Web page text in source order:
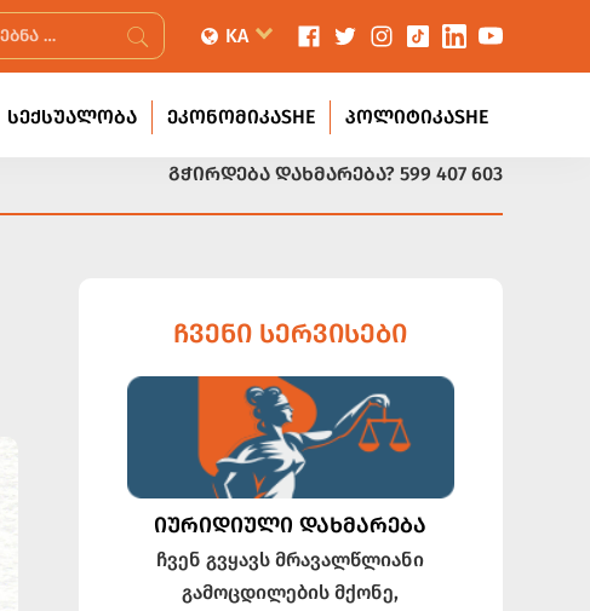
KA
ᲡᲔᲥᲡᲣᲐᲚᲝᲑᲐ ᲔᲙᲝᲜᲝᲛᲘᲙᲐSHE ᲞᲝᲚᲘᲢᲘᲙᲐSHE
ᲒᲭᲘᲠᲓᲔᲑᲐ ᲓᲐᲮᲛᲐᲠᲔᲑᲐ? 599 407 603
ᲩᲕᲔᲜᲘ ᲡᲔᲠᲕᲘᲡᲔᲑᲘ
ᲘᲣᲠᲘᲓᲘᲣᲚᲘ ᲓᲐᲮᲛᲐᲠᲔᲑᲐ
ჩვენ გვყავს მრავალწლიანი
გამოცდილების მქონე,